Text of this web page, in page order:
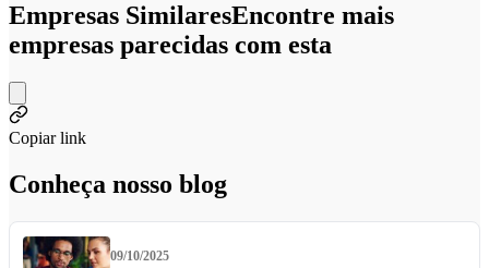
Empresas SimilaresEncontre mais
empresas parecidas com esta
Copiar link
Conheça nosso blog
09/10/2025